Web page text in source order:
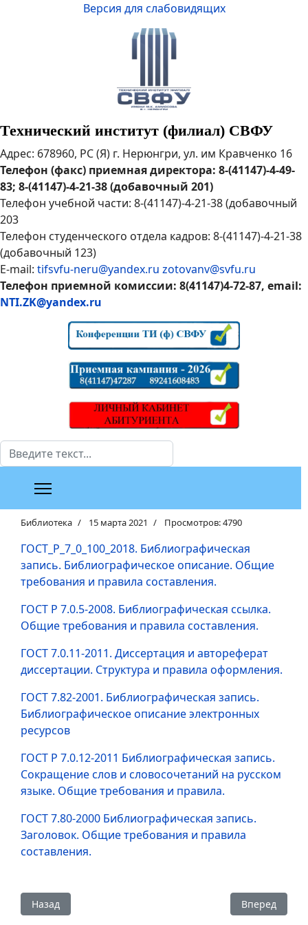
Версия для слабовидящих
Технический институт (филиал) СВФУ
Адрес: 678960, РС (Я) г. Нерюнгри, ул. им Кравченко 16
Телефон (факс) приемная директора: 8-(41147)-4-49-
83; 8-(41147)-4-21-38 (добавочный 201)
Телефон учебной части: 8-(41147)-4-21-38 (добавочный
203
Телефон студенческого отдела кадров: 8-(41147)-4-21-38
(добавочный 123)
E-mail: tifsvfu-neru@yandex.ru zotovanv@svfu.ru
Телефон приемной комиссии: 8(41147)4-72-87, email:
NTI.ZK@yandex.ru
Поиск
Библиотека 15 марта 2021 Просмотров: 4790
ГОСТ_Р_7_0_100_2018. Библиографическая
запись. Библиографическое описание. Общие
требования и правила составления.
ГОСТ Р 7.0.5-2008. Библиографическая ссылка.
Общие требования и правила составления.
ГОСТ 7.0.11-2011. Диссертация и автореферат
диссертации. Структура и правила оформления.
ГOCT 7.82-2001. Библиографическая запись.
Библиографическое описание электронных
ресурсов
ГОСТ Р 7.0.12-2011 Библиографическая запись.
Сокращение слов и словосочетаний на русском
языке. Общие требования и правила.
ГОСТ 7.80-2000 Библиографическая запись.
Заголовок. Общие требования и правила
составления.
Предыдущий: КОНКУРСЫ, ВИКТОРИНЫ
Назад Следующий:
Вперед